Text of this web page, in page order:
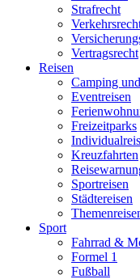
Strafrecht
Vertragsrecht
Reisen
Camping
Eventreisen
Freizeitparks
Kreuzfahrten
Sportreisen
Städtereisen
Sport
Fahrrad &
Formel 1
Fußball